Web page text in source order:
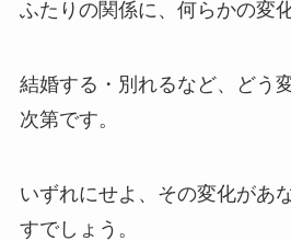
ふたりの関係に、何らかの変
結婚する・別れるなど、どう
次第です。
いずれにせよ、その変化があ
すでしょう。